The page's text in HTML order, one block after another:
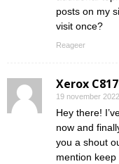
posts on my
visit once?
Reageer
Xerox
19 november
Hey there!
now and
you a shout
mention